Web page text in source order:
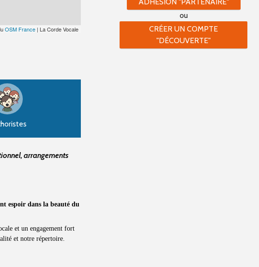
OSM France | La Corde Vocale
arrangements
espoir dans la beauté du
et un engagement fort
et notre répertoire.
ou
CRÉER UN COMPTE
"DÉCOUVERTE"